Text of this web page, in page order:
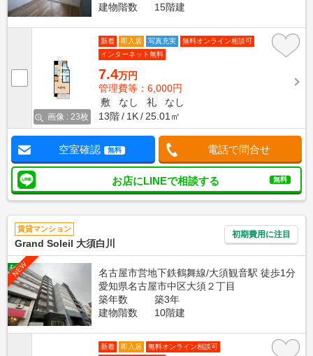
建物階数
15階建
画像 : 23枚
新着 即入居 写真充実
無料オンライン相談可
インターネット無料
7.4万円
管理費等：6,000円
敷
なし 礼
なし
13階
1K 25.01㎡
空室確認 無料 電話で問合せ
お店にLINEで相談する 無料
賃貸マンション
Grand Soleil 大須白川
初期費用に注目
NEW
名古屋市営地下鉄鶴舞線/大須観音駅 徒歩1分
愛知県名古屋市中区大須２丁目
築年数
築3年
建物階数
10階建
新着 即入居
無料オンライン相談可